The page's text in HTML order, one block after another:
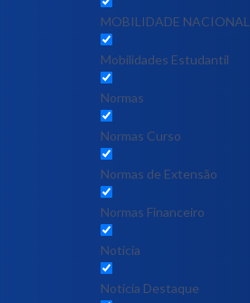
MOBILIDADE NACIONAL
Mobilidades Estudantil
Normas
Normas Curso
Normas de Extensão
Normas Financeiro
Notícia
Notícia Destaque